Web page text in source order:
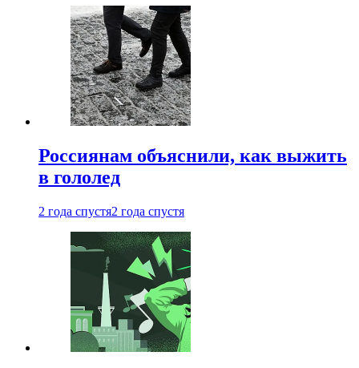
Россиянам объяснили, как выжить
в гололед
2 года спустя2 года спустя